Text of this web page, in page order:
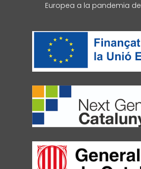
Europea a la pandemia de